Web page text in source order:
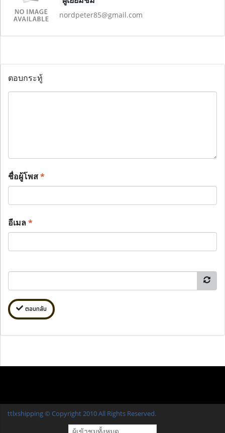
nordpeter85@gmail.com
ตอบกระทู้
ชื่อผู้โพส*
อีเมล*
ตอบกลับ
ttlxshipping © Copyright 2010 All Rights Reserved.
ผู้เข้าชมวันนี้